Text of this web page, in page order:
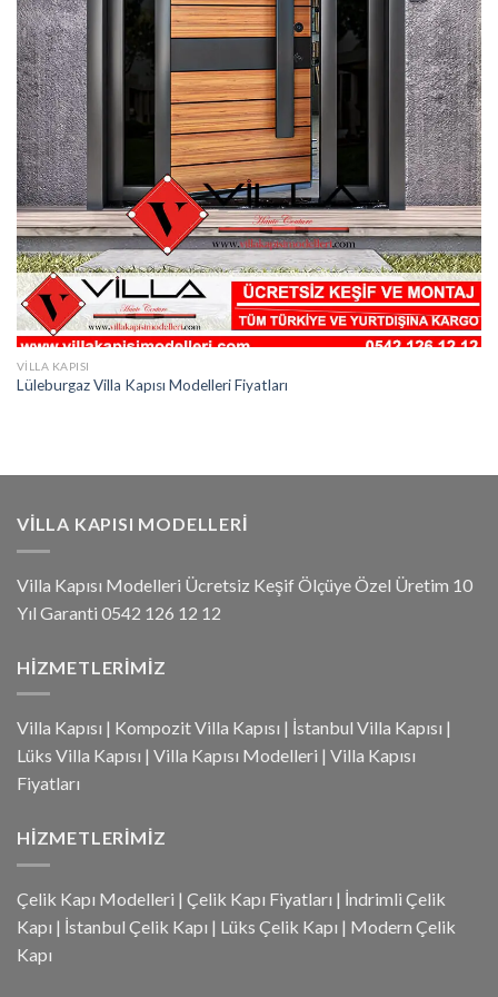
VILLA KAPISI
Lüleburgaz Villa Kapısı Modelleri Fiyatları
VILLA KAPISI MODELLERI
Villa Kapısı Modelleri Ücretsiz Keşif Ölçüye Özel Üretim 10
Yıl Garanti 0542 126 12 12
HIZMETLERIMIZ
Villa Kapısı | Kompozit Villa Kapısı | İstanbul Villa Kapısı |
Lüks Villa Kapısı | Villa Kapısı Modelleri | Villa Kapısı
Fiyatları
HIZMETLERIMIZ
Çelik Kapı Modelleri | Çelik Kapı Fiyatları | İndrimli Çelik
Kapı | İstanbul Çelik Kapı | Lüks Çelik Kapı | Modern Çelik
Kapı